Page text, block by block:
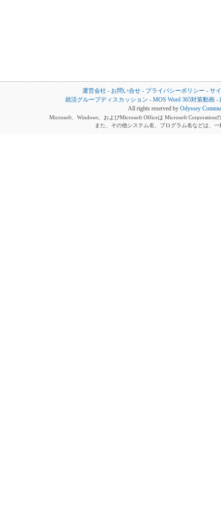
運営会社 - お問い合せ - プライバシーポリシー - サ
就活グループディスカッション -MOS Word 365対策動画 -
All rights reserved by Odyssey
Microsoft、Windows、およびMicrosoft Officeは Microsoft Corporation
また、その他システム名、プログラム名などは、